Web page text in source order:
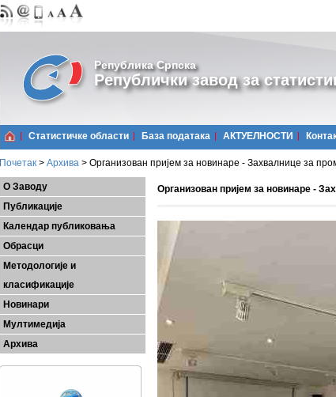
Република Српска
Републички завод за
Статистичке области Базa података АКТУЕЛНОСТИ
Почетак > Архива > Организован пријем за новинаре - Захвалнице за
О Заводу
Публикације
Календар публиковања
Обрасци
Методологије и
класификације
Новинари
Мултимедија
Архива
Организован пријем за новинаре -